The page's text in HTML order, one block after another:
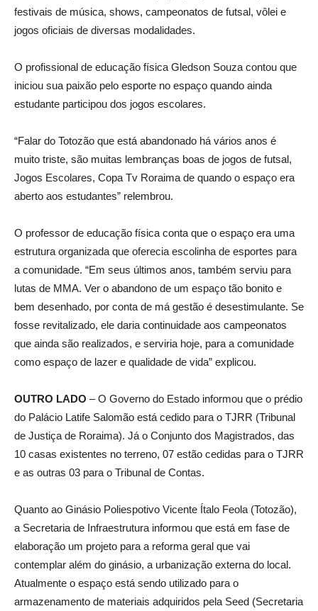
festivais de música, shows, campeonatos de futsal, vôlei e
jogos oficiais de diversas modalidades.
O profissional de educação física Gledson Souza contou que
iniciou sua paixão pelo esporte no espaço quando ainda
estudante participou dos jogos escolares.
“Falar do Totozão que está abandonado há vários anos é
muito triste, são muitas lembranças boas de jogos de futsal,
Jogos Escolares, Copa Tv Roraima de quando o espaço era
aberto aos estudantes” relembrou.
O professor de educação física conta que o espaço era uma
estrutura organizada que oferecia escolinha de esportes para
a comunidade. “Em seus últimos anos, também serviu para
lutas de MMA. Ver o abandono de um espaço tão bonito e
bem desenhado, por conta de má gestão é desestimulante. Se
fosse revitalizado, ele daria continuidade aos campeonatos
que ainda são realizados, e serviria hoje, para a comunidade
como espaço de lazer e qualidade de vida” explicou.
OUTRO LADO – O Governo do Estado informou que o prédio
do Palácio Latife Salomão está cedido para o TJRR (Tribunal
de Justiça de Roraima). Já o Conjunto dos Magistrados, das
10 casas existentes no terreno, 07 estão cedidas para o TJRR
e as outras 03 para o Tribunal de Contas.
Quanto ao Ginásio Poliespotivo Vicente Ítalo Feola (Totozão),
a Secretaria de Infraestrutura informou que está em fase de
elaboração um projeto para a reforma geral que vai
contemplar além do ginásio, a urbanização externa do local.
Atualmente o espaço está sendo utilizado para o
armazenamento de materiais adquiridos pela Seed (Secretaria